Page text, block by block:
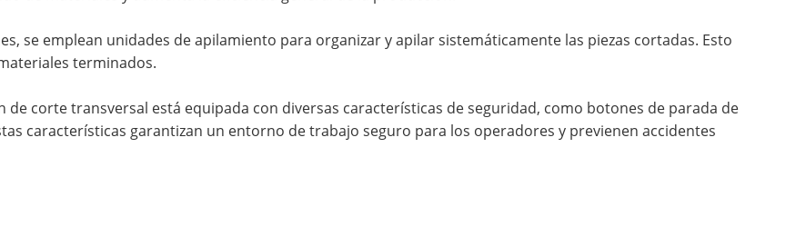
se emplean unidades de apilamiento para organizar y apilar sistemáticamente las piezas cortadas. Esto
terminados.
de corte transversal está equipada con diversas características de seguridad, como botones de parada de
características garantizan un entorno de trabajo seguro para los operadores y previenen accidentes